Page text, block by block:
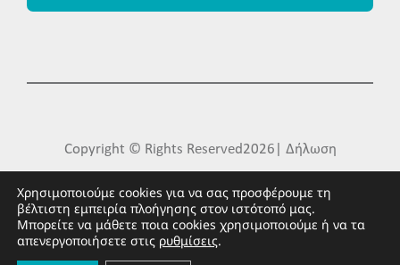
Copyright © Rights Reserved2026| Δήλωση
FLIPNEWMEDIA
Χρησιμοποιούμε cookies για να σας προσφέρουμε τη
βέλτιστη εμπειρία πλοήγησης στον ιστότοπό μας.
Μπορείτε να μάθετε ποια cookies χρησιμοποιούμε ή να τα
απενεργοποιήσετε στις ρυθμίσεις.